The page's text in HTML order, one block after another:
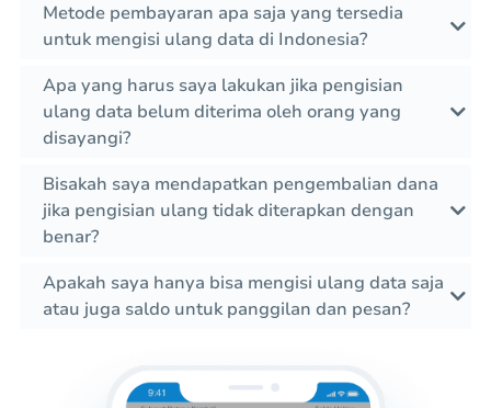
Metode pembayaran apa saja yang tersedia
untuk mengisi ulang data di Indonesia?
Apa yang harus saya lakukan jika pengisian
ulang data belum diterima oleh orang yang
disayangi?
Bisakah saya mendapatkan pengembalian dana
jika pengisian ulang tidak diterapkan dengan
benar?
Apakah saya hanya bisa mengisi ulang data saja
atau juga saldo untuk panggilan dan pesan?